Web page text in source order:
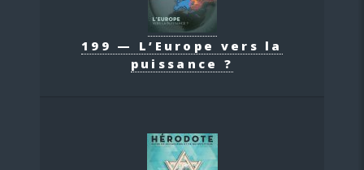
199 — L’Europe vers la
puissance ?